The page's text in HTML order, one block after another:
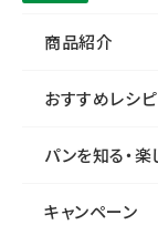
商品紹介
おすすめレシピ
パンを知る・楽
キャンペーン